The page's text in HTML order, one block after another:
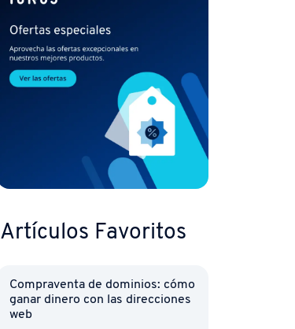
Artículos Favoritos
Co­m­pra­ve­n­ta de dominios: cómo
ganar dinero con las di­re­c­cio­nes
web